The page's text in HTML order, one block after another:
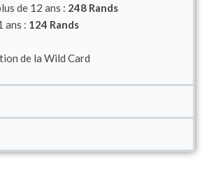
de 12 ans : 248 Rands
ans : 124 Rands
de la Wild Card